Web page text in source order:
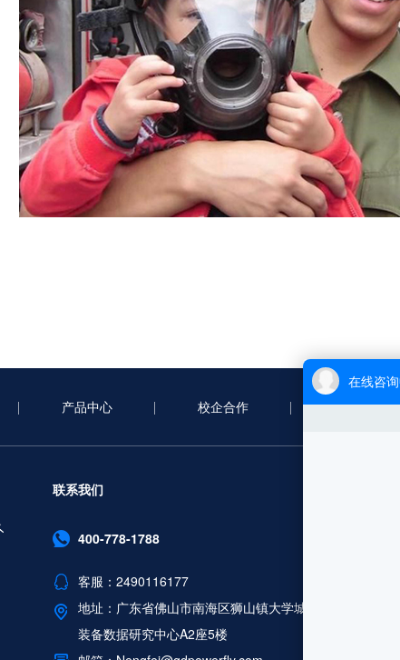
产品中心 校企合作 合作案例
联系我们
400-778-1788
客服：2490116177
地址：广东省佛山市南海区狮山镇大学城广工大数控
装备数据研究中心A2座5楼